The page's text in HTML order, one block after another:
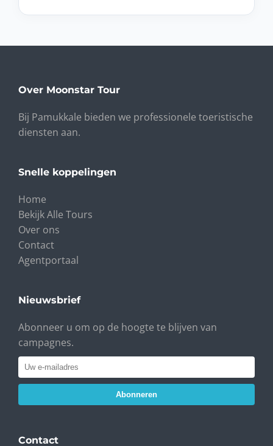
Over Moonstar Tour
Bij Pamukkale bieden we professionele toeristische
diensten aan.
Snelle koppelingen
Home
Bekijk Alle Tours
Over ons
Contact
Agentportaal
Nieuwsbrief
Abonneer u om op de hoogte te blijven van
campagnes.
Abonneren
Contact